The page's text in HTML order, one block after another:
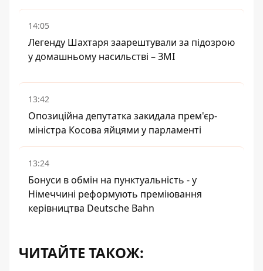
14:05
Легенду Шахтаря заарештували за підозрою
у домашньому насильстві – ЗМІ
13:42
Опозиційна депутатка закидала прем'єр-
міністра Косова яйцями у парламенті
13:24
Бонуси в обмін на пунктуальність - у
Німеччині реформують преміювання
керівництва Deutsche Bahn
ЧИТАЙТЕ ТАКОЖ: